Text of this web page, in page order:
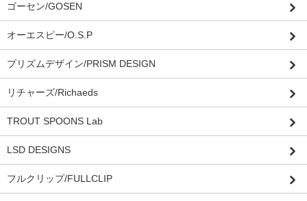
ゴーセン/GOSEN
オーエスピー/O.S.P
プリズムデザイン/PRISM DESIGN
リチャーズ/Richaeds
TROUT SPOONS Lab
LSD DESIGNS
フルクリップ/FULLCLIP